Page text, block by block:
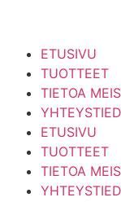
ETUSIVU
TUOTTEET
TIETOA
ETUSIVU
TUOTTEET
TIETOA